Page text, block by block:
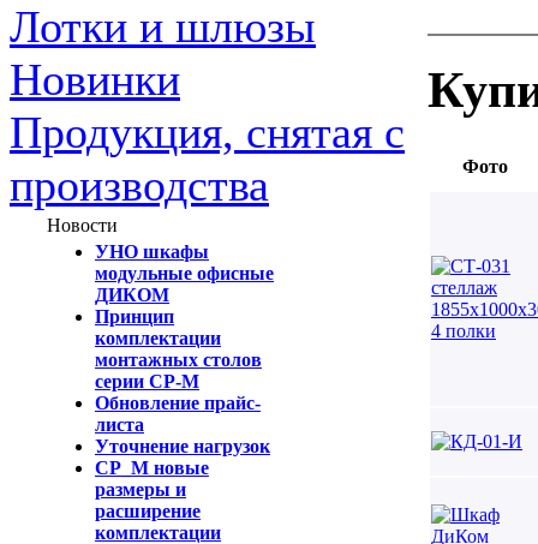
Лотки и шлюзы
Новинки
Продукция, снятая с
производства
Новости
УНО шкафы
модульные офисные
ДИКОМ
Принцип
комплектации
монтажных столов
серии СР-М
Обновление прайс-
листа
Уточнение нагрузок
СР_М новые
размеры и
расширение
комплектации
Фото